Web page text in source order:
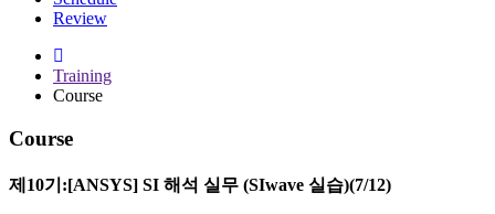
Review
Training
Course
Course
제10기:[ANSYS] SI 해석 실무 (SIwave 실습)(7/12)